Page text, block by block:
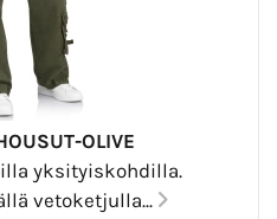
OLIVE
yksityiskohdilla.
vetoketjulla...